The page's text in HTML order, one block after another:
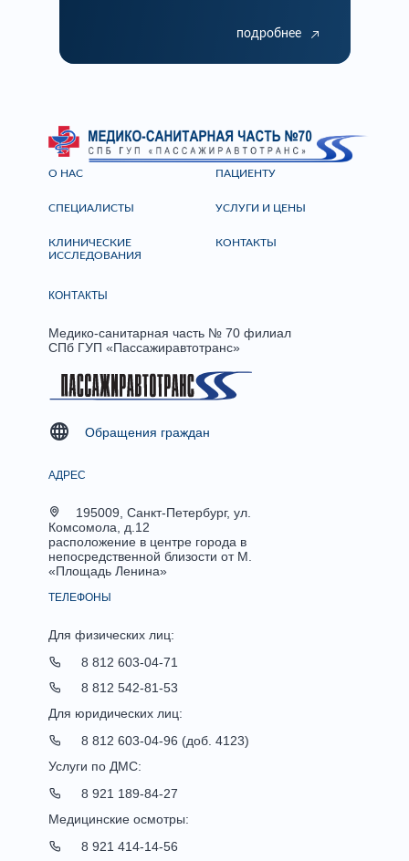
подробнее
О НАС ПАЦИЕНТУ
СПЕЦИАЛИСТЫ УСЛУГИ И ЦЕНЫ
КЛИНИЧЕСКИЕ
ИССЛЕДОВАНИЯ
КОНТАКТЫ
КОНТАКТЫ
Медико-санитарная часть № 70 филиал
СПб ГУП «Пассажиравтотранс»
Обращения граждан
АДРЕС
195009, Санкт-Петербург, ул.
Комсомола, д.12
расположение в центре города в
непосредственной близости от М.
«Площадь Ленина»
ТЕЛЕФОНЫ
Для физических лиц:
8 812 603-04-71
8 812 542-81-53
Для юридических лиц:
8 812 603-04-96 (доб. 4123)
Услуги по ДМС:
8 921 189-84-27
Медицинские осмотры:
8 921 414-14-56